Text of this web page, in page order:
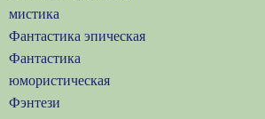
мистика
Фантастика эпическая
Фантастика
юмористическая
Фэнтези